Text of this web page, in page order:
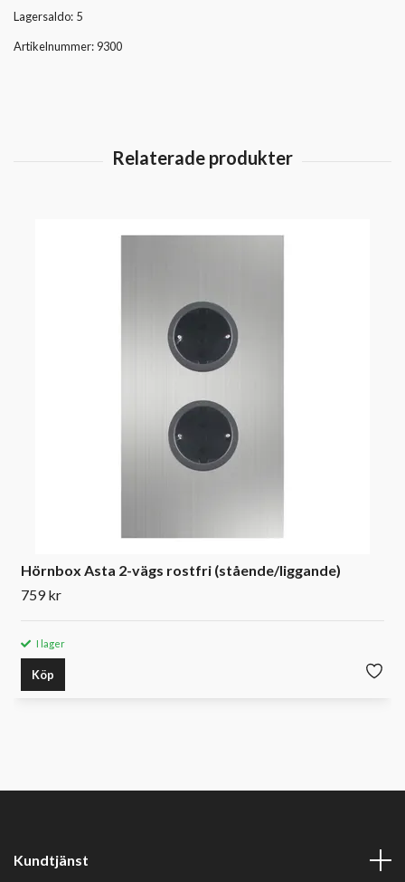
Lagersaldo: 5
Artikelnummer:9300
Hörnbox Asta 2-vägs rostfri (stående/liggande)
759 kr
I lager
Köp
Kundtjänst